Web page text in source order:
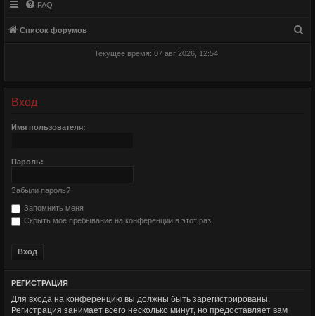
FAQ
Список форумов
Текущее время: 07 авг 2026, 12:54
Вход
Имя пользователя:
Пароль:
Забыли пароль?
Запомнить меня
Скрыть моё пребывание на конференции в этот раз
РЕГИСТРАЦИЯ
Для входа на конференцию вы должны быть зарегистрированы.
Регистрация занимает всего несколько минут, но предоставляет вам